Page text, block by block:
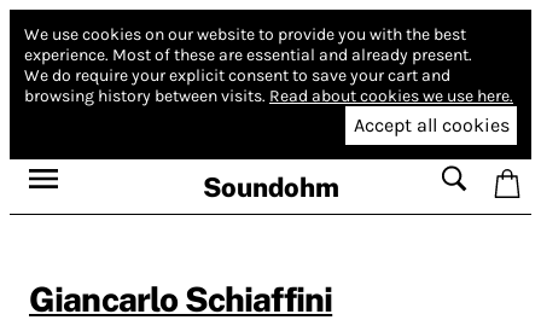
We use cookies on our website to provide you with the best
experience. Most of these are essential and already present.
We do require your explicit consent to save your cart and
browsing history between visits. Read about cookies we use here.
Accept all cookies
Soundohm
Giancarlo Schiaffini